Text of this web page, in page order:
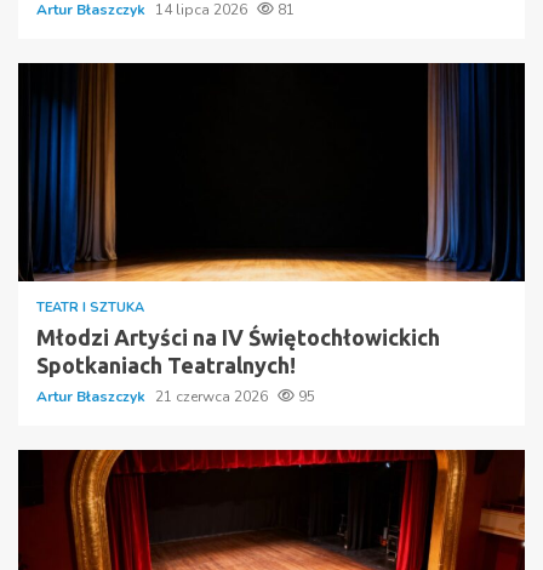
Artur Błaszczyk 14 lipca 2026 81
TEATR I SZTUKA
Młodzi Artyści na IV Świętochłowickich
Spotkaniach Teatralnych!
Artur Błaszczyk 21 czerwca 2026 95